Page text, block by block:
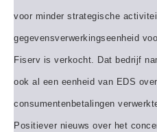
voor minder strategische
gegevensverwerkingseenheid
Fiserv is verkocht. Dat bedrijf
ook al een eenheid van EDS
consumentenbetalingen
Positiever nieuws over het